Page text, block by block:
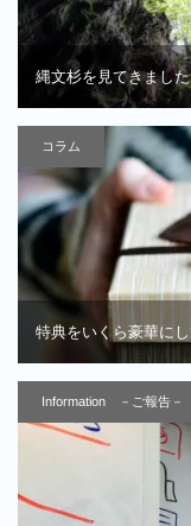
縄文杉を見てきまし
コラム
特典をいくら豪華に
Information －ご報告－